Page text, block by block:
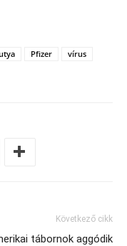
Pfizer
vírus
Következő cikk
tábornok aggódik